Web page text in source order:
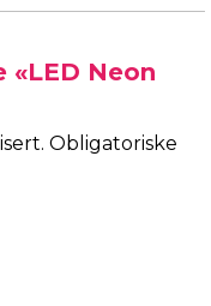
Neon
Obligatoriske